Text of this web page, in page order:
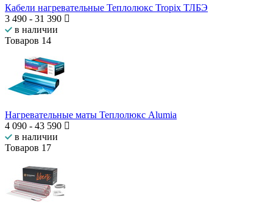
Кабели нагревательные Теплолюкс Tropix ТЛБЭ
3 490 - 31 390
в наличии
Товаров 14
Нагревательные маты Теплолюкс Alumia
4 090 - 43 590
в наличии
Товаров 17